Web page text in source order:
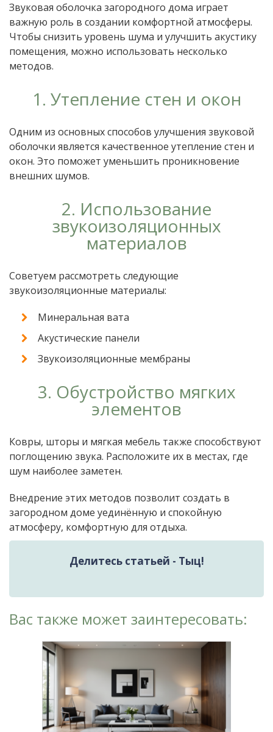
Звуковая оболочка загородного дома играет
важную роль в создании комфортной атмосферы.
Чтобы снизить уровень шума и улучшить акустику
помещения, можно использовать несколько
методов.
1. Утепление стен и окон
Одним из основных способов улучшения звуковой
оболочки является качественное утепление стен и
окон. Это поможет уменьшить проникновение
внешних шумов.
2. Использование
звукоизоляционных
материалов
Советуем рассмотреть следующие
звукоизоляционные материалы:
Минеральная вата
Акустические панели
Звукоизоляционные мембраны
3. Обустройство мягких
элементов
Ковры, шторы и мягкая мебель также способствуют
поглощению звука. Расположите их в местах, где
шум наиболее заметен.
Внедрение этих методов позволит создать в
загородном доме уединённую и спокойную
атмосферу, комфортную для отдыха.
Делитесь статьей - Тыц!
Вас также может заинтересовать: